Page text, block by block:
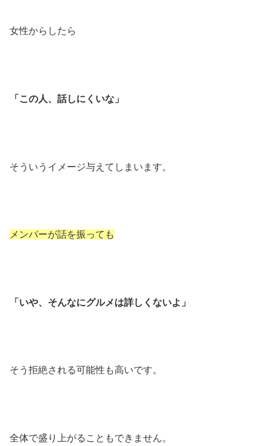
女性からしたら
「この人、話しにくいな」
そういうイメージ与えてしまいます。
メンバーが話を振っても
「いや、そんなにグルメは詳しくないよ」
そう拒絶される可能性も高いです。
全体で盛り上がることもできません。